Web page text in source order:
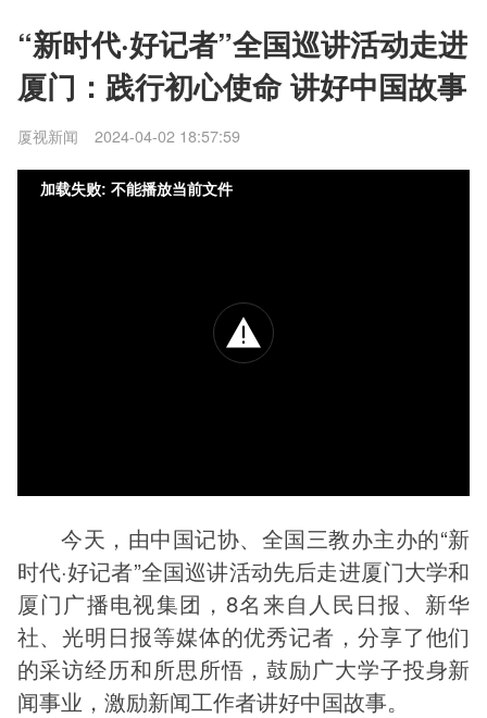
“新时代·好记者”全国巡讲活动走进
厦门：践行初心使命 讲好中国故事
厦视新闻 2024-04-02 18:57:59
加载失败: 不能播放当前文件
今天，由中国记协、全国三教办主办的“新
时代·好记者”全国巡讲活动先后走进厦门大学和
厦门广播电视集团，8名来自人民日报、新华
社、光明日报等媒体的优秀记者，分享了他们
的采访经历和所思所悟，鼓励广大学子投身新
闻事业，激励新闻工作者讲好中国故事。